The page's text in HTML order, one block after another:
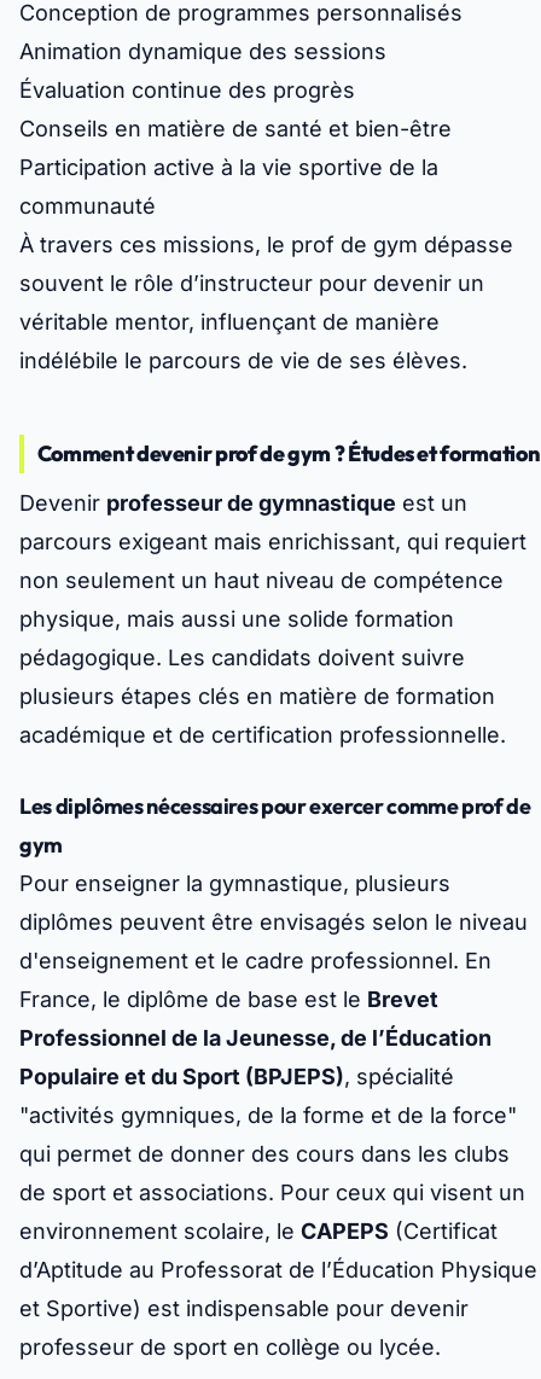
Conception de programmes personnalisés
Animation dynamique des sessions
Évaluation continue des progrès
Conseils en matière de santé et bien-être
Participation active à la vie sportive de la
communauté
À travers ces missions, le prof de gym dépasse
souvent le rôle d’instructeur pour devenir un
véritable mentor, influençant de manière
indélébile le parcours de vie de ses élèves.
Comment devenir prof de gym ? Études et formation
Devenir professeur de gymnastique est un
parcours exigeant mais enrichissant, qui requiert
non seulement un haut niveau de compétence
physique, mais aussi une solide formation
pédagogique. Les candidats doivent suivre
plusieurs étapes clés en matière de formation
académique et de certification professionnelle.
Les diplômes nécessaires pour exercer comme prof de
gym
Pour enseigner la gymnastique, plusieurs
diplômes peuvent être envisagés selon le niveau
d'enseignement et le cadre professionnel. En
France, le diplôme de base est le Brevet
Professionnel de la Jeunesse, de l’Éducation
Populaire et du Sport (BPJEPS), spécialité
"activités gymniques, de la forme et de la force"
qui permet de donner des cours dans les clubs
de sport et associations. Pour ceux qui visent un
environnement scolaire, le CAPEPS (Certificat
d’Aptitude au Professorat de l’Éducation Physique
et Sportive) est indispensable pour devenir
professeur de sport en collège ou lycée.